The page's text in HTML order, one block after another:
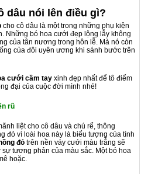
dâu nói lên điều gì?
cho cô dâu là một trong những phụ kiện
Những bó hoa cưới đẹp lộng lẫy không
của tân nương trong hôn lễ. Mà nó còn
của đôi uyên ương khi sánh bước trên
cưới cầm tay xinh đẹp nhất để tô điểm
đại của cuộc đời mình nhé!
rũ
liệt cho cô dâu và chú rể, thông
đỏ vì loài hoa này là biểu tượng của tình
đỏ trên nền váy cưới màu trắng sẽ
tương phản của màu sắc. Một bó hoa
hoặc.